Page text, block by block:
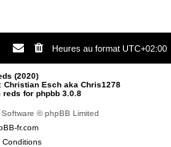
Heures au format UTC+02:00
(2020)
Christian Esch aka Chris1278
reds for phpbb 3.0.8
© phpBB Limited
fr.com
Conditions